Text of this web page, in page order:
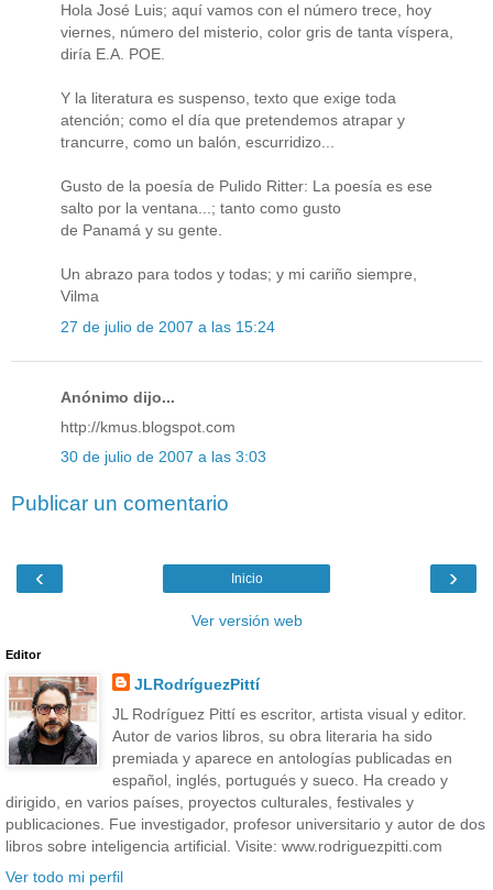
Hola José Luis; aquí vamos con el número trece, hoy
viernes, número del misterio, color gris de tanta víspera,
diría E.A. POE.
Y la literatura es suspenso, texto que exige toda
atención; como el día que pretendemos atrapar y
trancurre, como un balón, escurridizo...
Gusto de la poesía de Pulido Ritter: La poesía es ese
salto por la ventana...; tanto como gusto
de Panamá y su gente.
Un abrazo para todos y todas; y mi cariño siempre,
Vilma
27 de julio de 2007 a las 15:24
Anónimo dijo...
http://kmus.blogspot.com
30 de julio de 2007 a las 3:03
Publicar un comentario
‹ ›
Inicio
Ver versión web
Editor
JLRodríguezPittí
JL Rodríguez Pittí es escritor, artista visual y editor.
Autor de varios libros, su obra literaria ha sido
premiada y aparece en antologías publicadas en
español, inglés, portugués y sueco. Ha creado y
dirigido, en varios países, proyectos culturales, festivales y
publicaciones. Fue investigador, profesor universitario y autor de dos
libros sobre inteligencia artificial. Visite: www.rodriguezpitti.com
Ver todo mi perfil